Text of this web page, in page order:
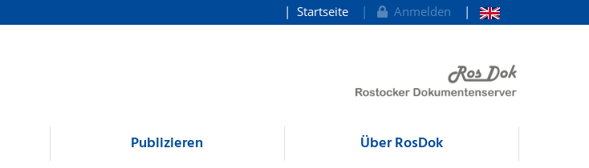
Startseite Anmelden
Publizieren Über RosDok